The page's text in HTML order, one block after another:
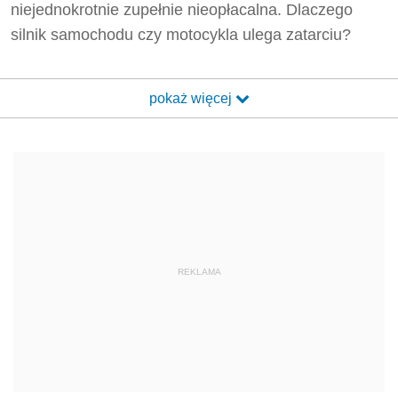
niejednokrotnie zupełnie nieopłacalna. Dlaczego
silnik samochodu czy motocykla ulega zatarciu?
pokaż więcej
REKLAMA